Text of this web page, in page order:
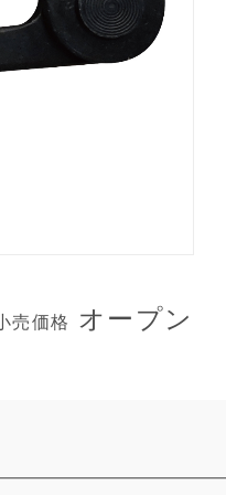
売価格 オープン